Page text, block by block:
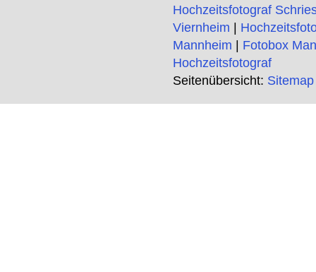
Hochzeitsfotograf
Viernheim
Mannheim
Fotobox
Hochzeitsfotograf
Seitenübersicht: Sitemap